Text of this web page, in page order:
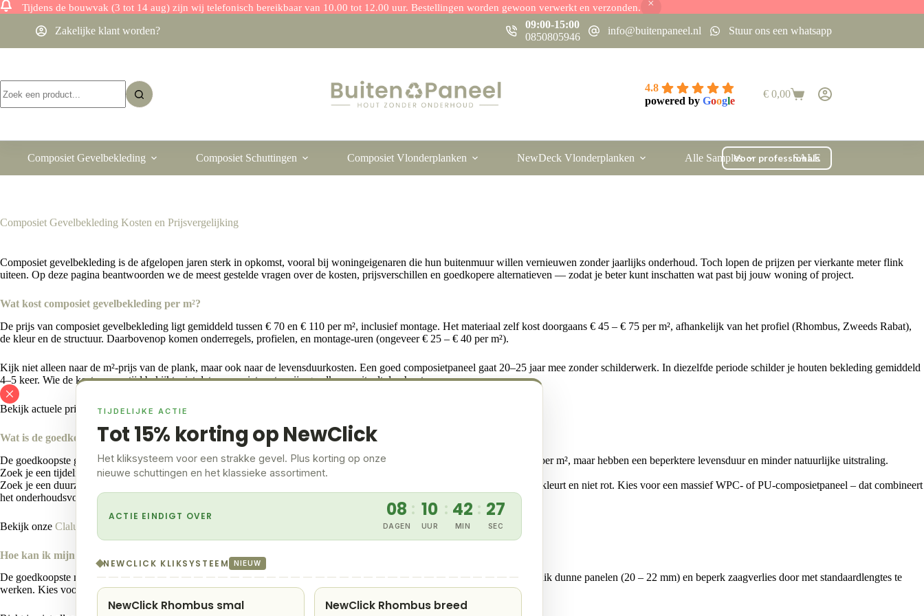
Tijdens de bouwvak (3 tot 14 aug) zijn wij telefonisch bereikbaar van 10.00 tot 12.00 uur. Bestellingen worden gewoon verwerkt en verzonden.
TIJDELIJKE ACTIE
Tot 15% korting op NewClick
Het kliksysteem voor een strakke gevel. Plus korting op onze
nieuwe schuttingen en het klassieke assortiment.
ACTIE EINDIGT OVER 08
DAGEN
: 10
UUR
: 42
MIN
: 27
SEC
NEWCLICK KLIKSYSTEEM NIEUW
NewClick Rhombus smal NewClick Rhombus breed
Zakelijke klant worden?
09:00-15:00
0850805946
info@buitenpaneel.nl Stuur ons een whatsapp
resultaten
4.8
powered by Google Winkelwagen
€0,00
Composiet Gevelbekleding Composiet Schuttingen Composiet Vlonderplanken NewDeck Vlonderplanken Alle Samples SALE
Voor professionals
Composiet Gevelbekleding Kosten en Prijsvergelijking
Composiet gevelbekleding is de afgelopen jaren sterk in opkomst, vooral bij woningeigenaren die hun buitenmuur willen vernieuwen zonder jaarlijks onderhoud. Toch lopen de prijzen per vierkante meter flink
uiteen. Op deze pagina beantwoorden we de meest gestelde vragen over de kosten, prijsverschillen en goedkopere alternatieven — zodat je beter kunt inschatten wat past bij jouw woning of project.
Wat kost composiet gevelbekleding per m²?
De prijs van composiet gevelbekleding ligt gemiddeld tussen € 70 en € 110 per m², inclusief montage. Het materiaal zelf kost doorgaans € 45 – € 75 per m², afhankelijk van het profiel (Rhombus, Zweeds Rabat),
de kleur en de structuur. Daarbovenop komen onderregels, profielen, en montage-uren (ongeveer € 25 – € 40 per m²).
Kijk niet alleen naar de m²-prijs van de plank, maar ook naar de levensduurkosten. Een goed composietpaneel gaat 20–25 jaar mee zonder schilderwerk. In diezelfde periode schilder je houten bekleding gemiddeld
4–5 keer. Wie de kosten over tijd bekijkt, ziet dat composiet op termijn goedkoper uitvalt dan hout.
Bekijk actuele prijzen per profiel op onzecomposiet gevelbekleding pagina
Wat is de goedkoopste gevelafwerking?
De goedkoopste gevelafwerking is meestal kunststof (PVC) bekleding of dunne vezelcementplaten. Die beginnen rond € 40 per m², maar hebben een beperktere levensduur en minder natuurlijke uitstraling.
Zoek je een tijdelijke oplossing of tuinhuisafwerking, dan kan kunststof volstaan.
Zoek je een duurzame gevel voor woning of chalet, dan is composiet voordeliger op lange termijn doordat het nauwelijks verkleurt en niet rot. Kies voor een massief WPC- of PU-composietpaneel – dat combineert
het onderhoudsvoordeel van kunststof met de look van hout.
Bekijk onze Clalux Rhombus
Hoe kan ik mijn buitenmuur goedkoop bekleden?
De goedkoopste manier om een buitenmuur te bekleden is werken met lichte profielen op een houten onderconstructie. Gebruik dunne panelen (20 – 22 mm) en beperk zaagverlies door met standaardlengtes te
werken. Kies voor een recht profiel in plaats van schuine overlappen: dat bespaart montagetijd.